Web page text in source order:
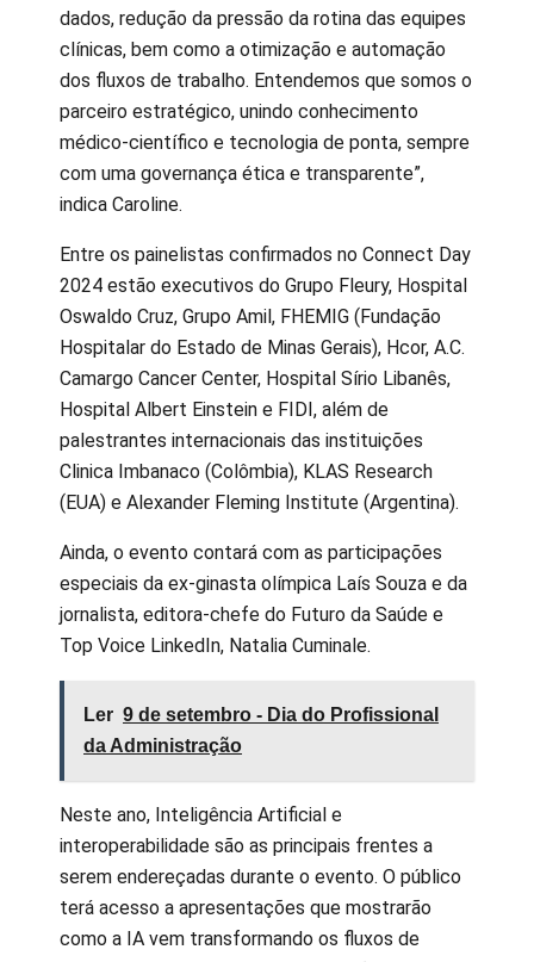
dados, redução da pressão da rotina das equipes
clínicas, bem como a otimização e automação
dos fluxos de trabalho. Entendemos que somos o
parceiro estratégico, unindo conhecimento
médico-científico e tecnologia de ponta, sempre
com uma governança ética e transparente”,
indica Caroline.
Entre os painelistas confirmados no Connect Day
2024 estão executivos do Grupo Fleury, Hospital
Oswaldo Cruz, Grupo Amil, FHEMIG (Fundação
Hospitalar do Estado de Minas Gerais), Hcor, A.C.
Camargo Cancer Center, Hospital Sírio Libanês,
Hospital Albert Einstein e FIDI, além de
palestrantes internacionais das instituições
Clinica Imbanaco (Colômbia), KLAS Research
(EUA) e Alexander Fleming Institute (Argentina).
Ainda, o evento contará com as participações
especiais da ex-ginasta olímpica Laís Souza e da
jornalista, editora-chefe do Futuro da Saúde e
Top Voice LinkedIn, Natalia Cuminale.
Ler 9 de setembro - Dia do Profissional
da Administração
Neste ano, Inteligência Artificial e
interoperabilidade são as principais frentes a
serem endereçadas durante o evento. O público
terá acesso a apresentações que mostrarão
como a IA vem transformando os fluxos de